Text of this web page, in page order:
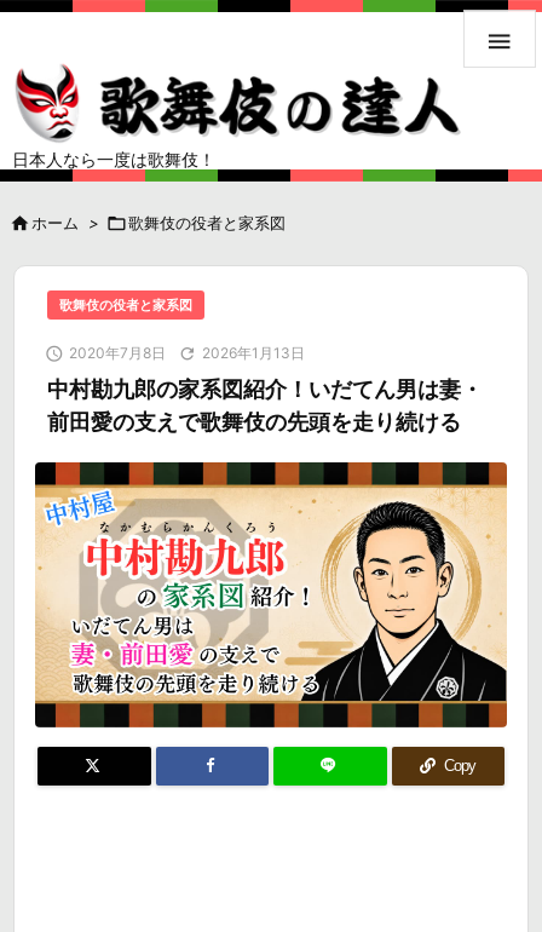
日本人なら一度は歌舞伎！

 ホーム > 歌舞伎の役者と家系図
歌舞伎の役者と家系図
 2020年7月8日  2026年1月13日
中村勘九郎の家系図紹介！いだてん男は妻・
前田愛の支えで歌舞伎の先頭を走り続ける
Copy